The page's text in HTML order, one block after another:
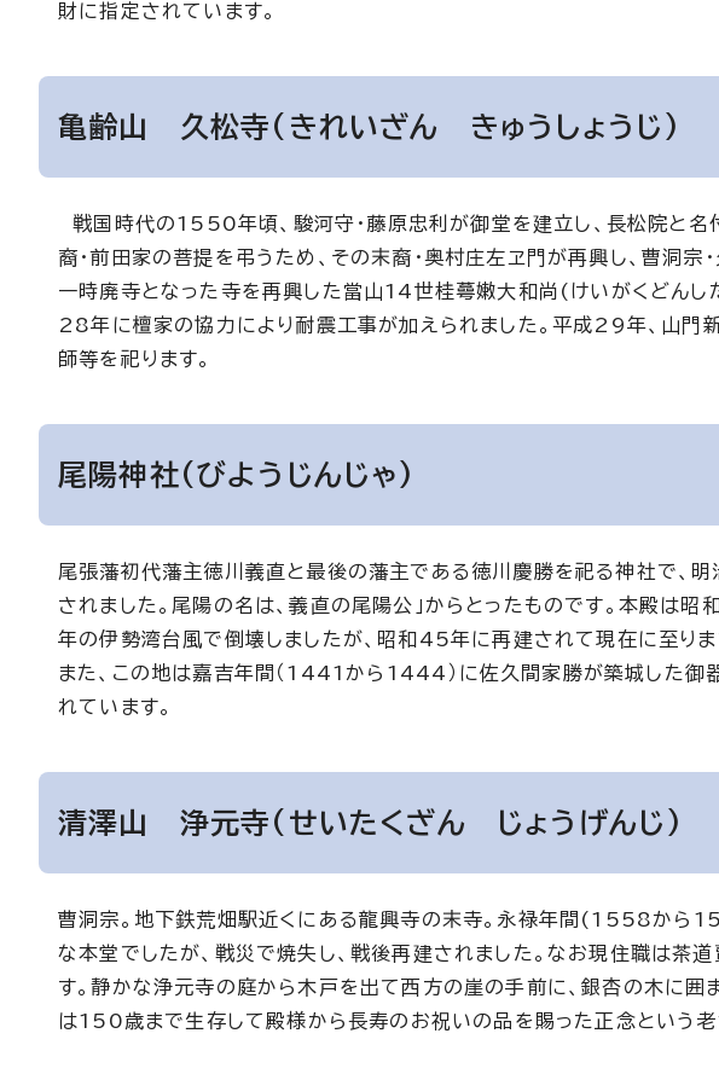
財に指定されています。
亀齢山 久松寺(きれいざん きゅうしょうじ)
戦国時代の1550年頃、駿河守・藤原忠利が御堂を建立し、長松院と
裔・前田家の菩提を弔うため、その末裔・奥村庄左ヱ門が再興し、曹洞
一時廃寺となった寺を再興した當山14世桂蕚嫩大和尚(けいがくどんし
28年に檀家の協力により耐震工事が加えられました。平成29年、山門
師等を祀ります。
尾陽神社(びようじんじゃ)
尾張藩初代藩主徳川義直と最後の藩主である徳川慶勝を祀る神社で
されました。尾陽の名は、義直の尾陽公」からとったものです。本殿は
年の伊勢湾台風で倒壊しましたが、昭和45年に再建されて現在に至りま
また、この地は嘉吉年間（1441から1444）に佐久間家勝が築城した御
れています。
清澤山 浄元寺(せいたくざん じょうげんじ)
曹洞宗。地下鉄荒畑駅近くにある龍興寺の末寺。永禄年間(1558から
な本堂でしたが、戦災で焼失し、戦後再建されました。なお現住職は茶
す。静かな浄元寺の庭から木戸を出て西方の崖の手前に、銀杏の木に囲
は150歳まで生存して殿様から長寿のお祝いの品を賜った正念という老